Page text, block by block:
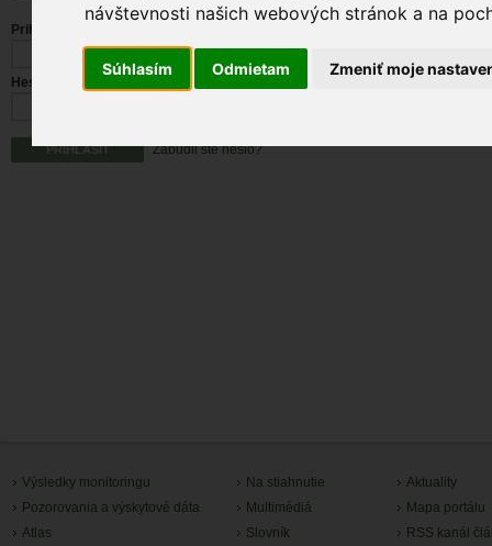
návštevnosti našich webových stránok a na
Súhlasím Odmietam Zmeniť moje
Prihlasovacie meno
Heslo
Zabudli ste heslo?
Výsledky monitoringu
Pozorovania a výskytové dáta
Atlas
Na stiahnutie
Multimédiá
Slovník
Aktuality
Mapa portálu
RSS kanál